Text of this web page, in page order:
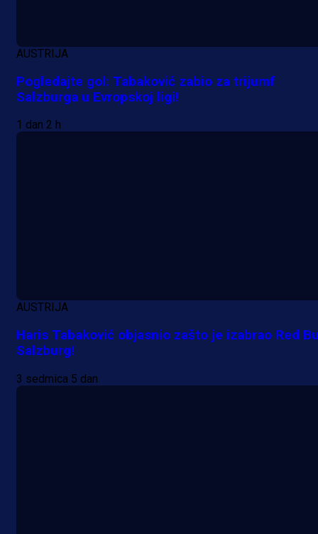
AUSTRIJA
Pogledajte gol: Tabaković zabio za trijumf
Salzburga u Evropskoj ligi!
1 dan 2 h
AUSTRIJA
Haris Tabaković objasnio zašto je izabrao Red
Salzburg!
3 sedmica 5 dan